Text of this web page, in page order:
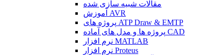
مقالات شبیه سازی شده
آموزش AVR
پروژه های ATP Draw & EMTP
پروژه ها و مدل های آماده CAD
نرم افزار MATLAB
نرم افزار Proteus